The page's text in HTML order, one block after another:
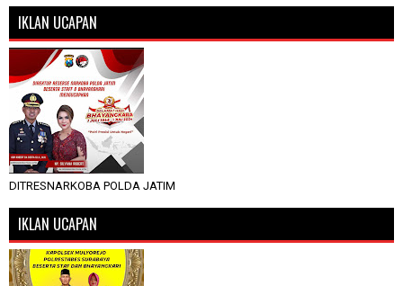
IKLAN UCAPAN
DITRESNARKOBA POLDA JATIM
IKLAN UCAPAN